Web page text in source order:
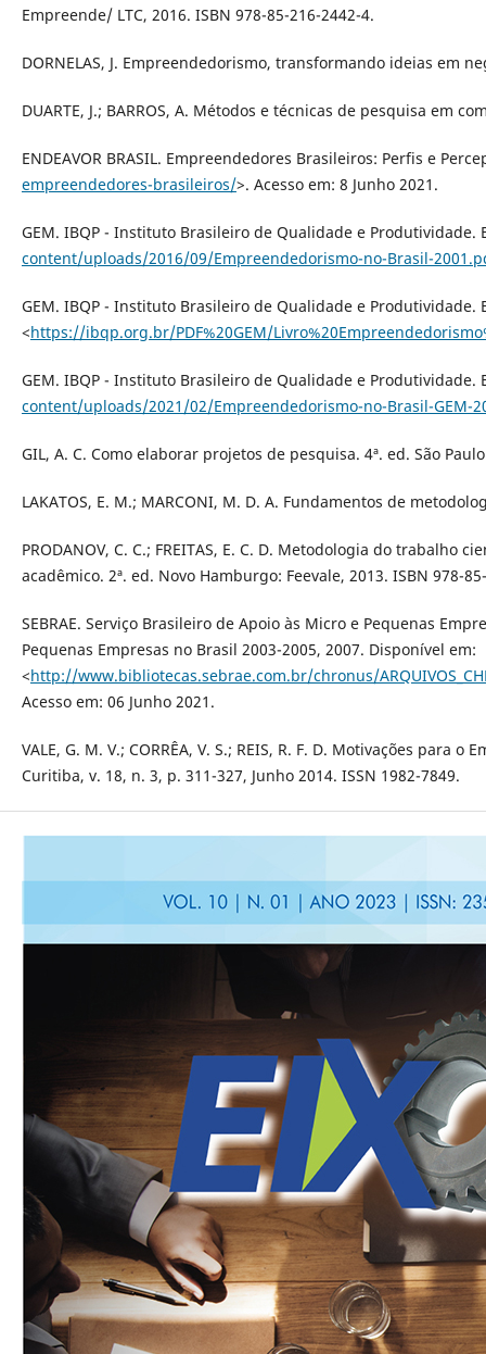
Empreende/ LTC, 2016. ISBN 978-85-216-2442-4.
DORNELAS, J. Empreendedorismo, transformando ideias em
DUARTE, J.; BARROS, A. Métodos e técnicas de pesquisa em
ENDEAVOR BRASIL. Empreendedores Brasileiros: Perfis e
empreendedores-brasileiros/>. Acesso em: 8 Junho 2021.
GEM. IBQP - Instituto Brasileiro de Qualidade e
content/uploads/2016/09/Empreendedorismo-no-Brasil-
GEM. IBQP - Instituto Brasileiro de Qualidade e
<https://ibqp.org.br/PDF%20GEM/
GEM. IBQP - Instituto Brasileiro de Qualidade e
content/uploads/2021/02/Empreendedorismo-no-Brasil-GEM-
GIL, A. C. Como elaborar projetos de pesquisa. 4ª. ed. São
LAKATOS, E. M.; MARCONI, M. D. A. Fundamentos de
PRODANOV, C. C.; FREITAS, E. C. D. Metodologia do
acadêmico. 2ª. ed. Novo Hamburgo: Feevale, 2013. ISBN 978-
SEBRAE. Serviço Brasileiro de Apoio às Micro e Pequenas
Pequenas Empresas no Brasil 2003-2005, 2007. Disponível em:
<http://www.bibliotecas.sebrae.com.br/chronus/
Acesso em: 06 Junho 2021.
VALE, G. M. V.; CORRÊA, V. S.; REIS, R. F. D. Motivações
Curitiba, v. 18, n. 3, p. 311-327, Junho 2014. ISSN 1982-7849.